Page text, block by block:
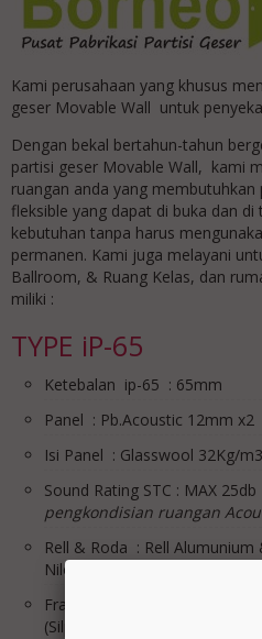
Kami perusahaan yang khusus
geser Movable Wall untuk
Dengan bekal bertahun-tahun
partisi geser Movable Wall, kami
ruangan anda yang
fleksible yang dapat di buka dan
kebutuhan tanpa harus
permanen. Kami juga melayani
Ballroom, & Ruang Kelas, dan
miliki :
TYPE iP-65
Ketebalan ip-65 : 65mm
Panel : Pb.Acoustic 12mm x2
Isi Panel : Glasswool 32Kg/m3
Sound Rating STC : MAX 25db
pengkondisian ruangan
Rell & Roda : Rell Alumunium
Nilon
Frame list sisi Panel :
(Silper almunium CR.3)